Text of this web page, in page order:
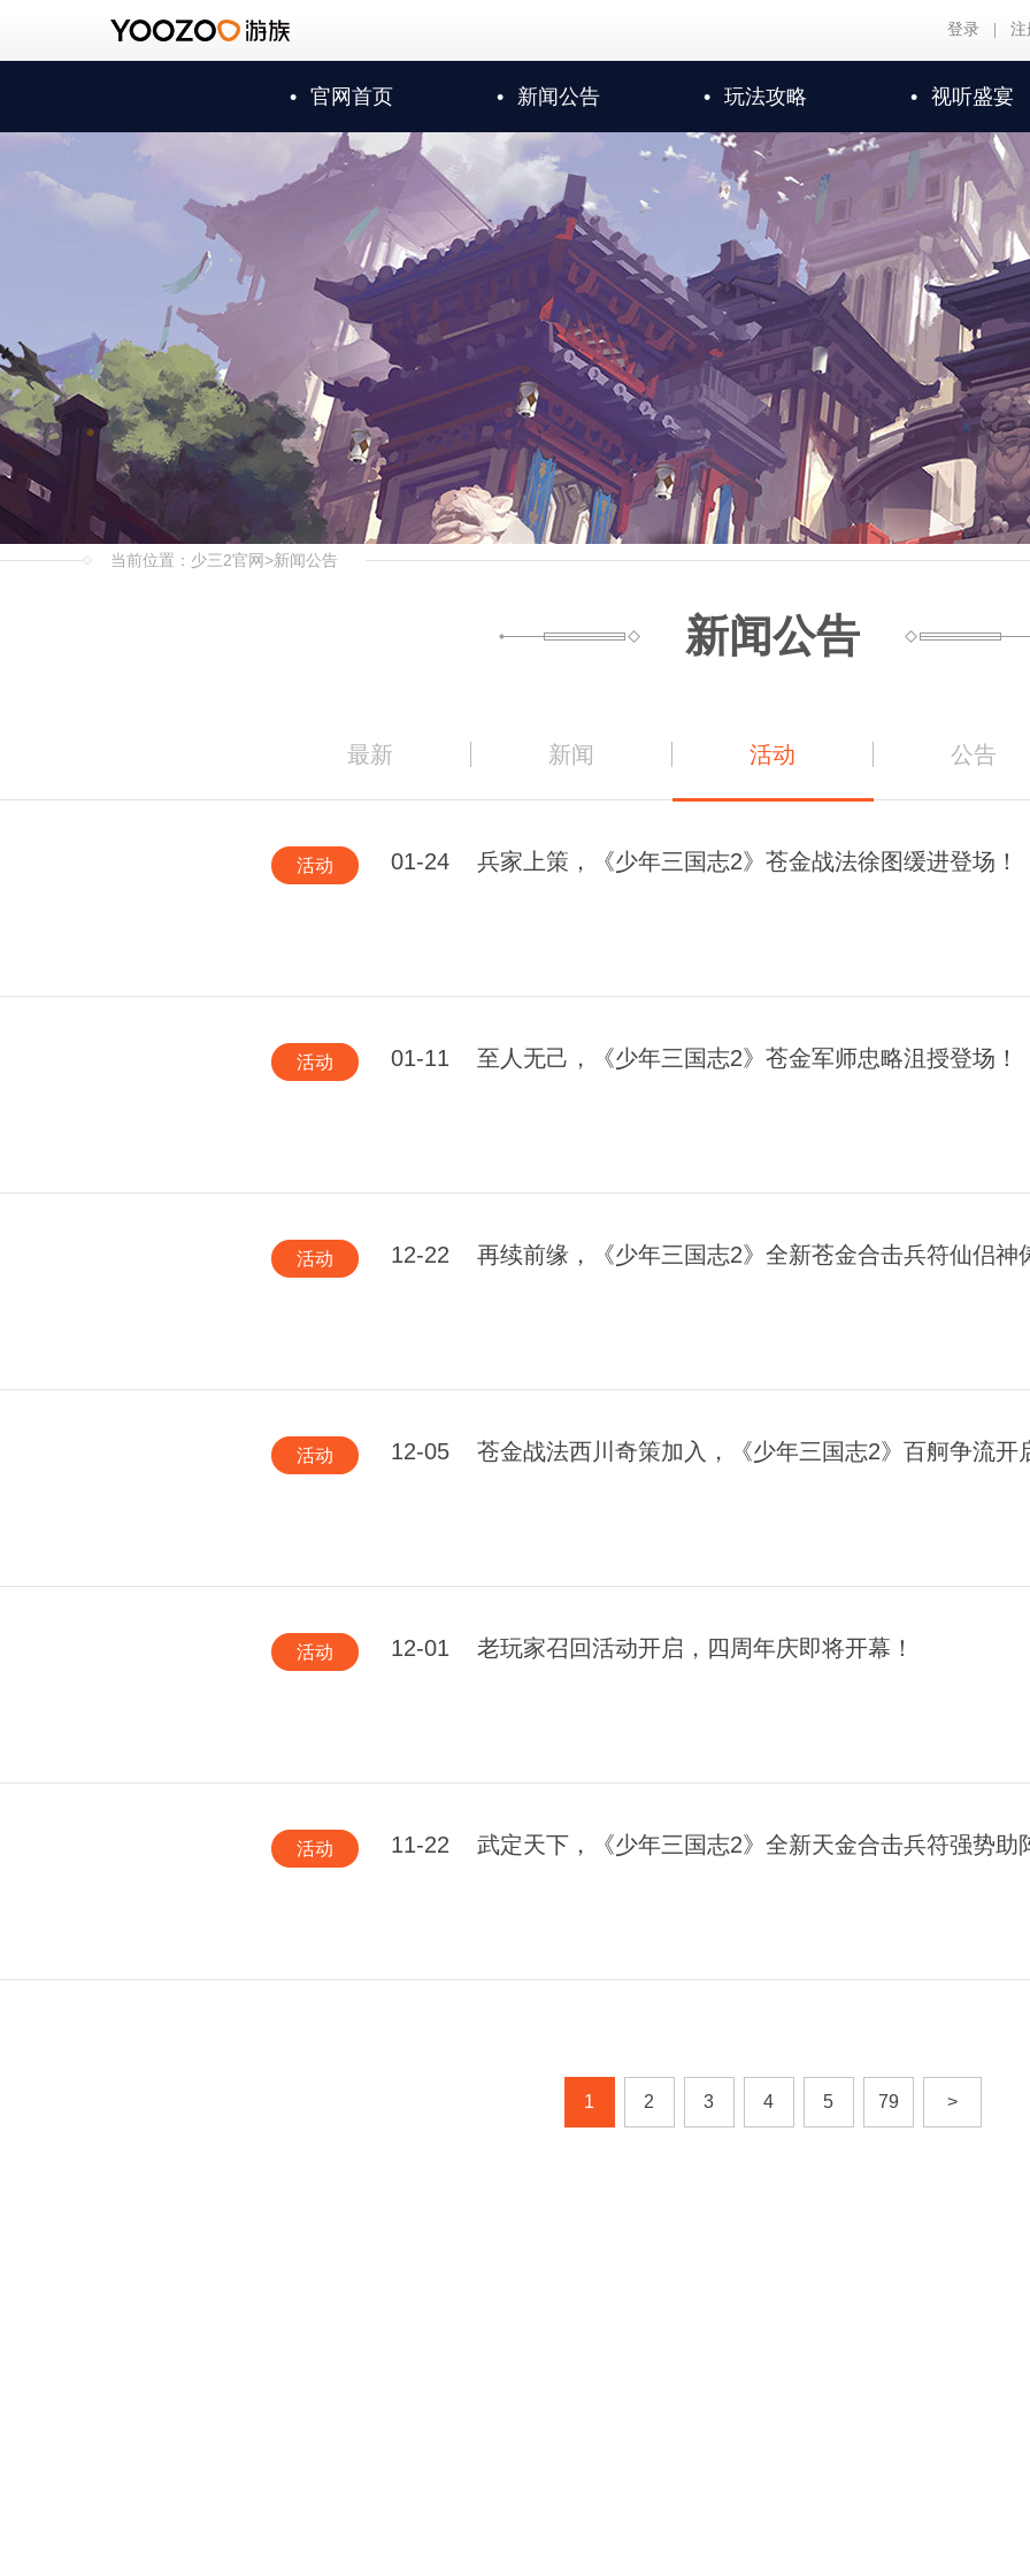
登录 注
• 官网首页 • 新闻公告 • 玩法攻略 • 视听盛宴
当前位置： 少三2官网>新闻公告
新闻公告
最新 新闻 活动 公告
活动 01-24 兵家上策，《少年三国志2》苍金战法徐图缓进登场！
活动 01-11 至人无己，《少年三国志2》苍金军师忠略沮授登场！
活动 12-22 再续前缘，《少年三国志2》全新苍金合击兵符仙侣神
活动 12-05 苍金战法西川奇策加入，《少年三国志2》百舸争流开
活动 12-01 老玩家召回活动开启，四周年庆即将开幕！
活动 11-22 武定天下，《少年三国志2》全新天金合击兵符强势助
1 2 3 4 5 79 >